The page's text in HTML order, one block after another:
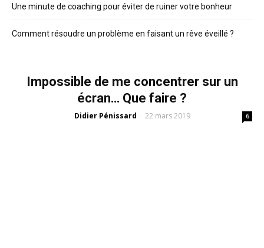
Une minute de coaching pour éviter de ruiner votre bonheur
Comment résoudre un problème en faisant un rêve éveillé ?
Impossible de me concentrer sur un
écran… Que faire ?
Didier Pénissard - 22 mars 2019 6